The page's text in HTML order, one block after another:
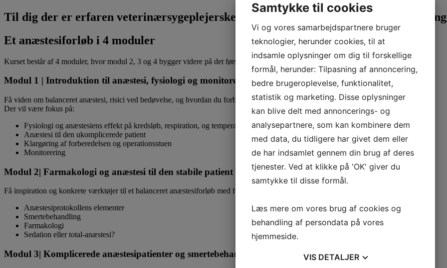
Til dig der er erfaren veterinærsygeplejerske i anæstesi og analgesi samt
Et anæstesiforløb i 4 moduler
Kurset består af 4 moduler, hvor modul 2, 3 og 4 bygger videre på det første modul og derfor er dette et sammenhængende forløb.
Modul 1 | Introduktion til anæstesi, fysiologi og monitorering
Få viden om balanceret anæstesi, risici ved bedøvelse, og hvordan du forbedre et anæstesiforløb.
Der vil være fokus på:
Fysiologi og anæstesiens effekt på kredsløb, respiration, og temperatur-regulering
Anæstesi til den ukomplicerede patient
Klargøring af forberedelsen og operationsstuen
Monitorering
Modul 2| Farmakologi og anæstesi til den stabile patient
Få inspiration og konkrete værktøjer til et balanceret anæstesiforløb med fokus på:
Anæstesiprotokollens elementer
Smertebehandling
Farmakologi
Sedation eller total-anæstesi?
Modul 3| Komplicerede anæstesipatienter og smertebehandling lidt ud over det sædvanlige del I
Samtykke til cookies
Vi og vores samarbejdspartnere bruger
teknologier, herunder cookies, til at
indsamle oplysninger om dig til forskellige
formål, herunder: Tilpasning af annoncering,
bedre brugeroplevelse, funktionalitet,
statistik og marketing. Disse oplysninger
kan blive delt med annoncerings- og
analysepartnere, som kan kombinere dem
med data, du tidligere har givet dem eller
de har indsamlet gennem din brug af deres
tjenester. Ved at klikke på 'OK' giver du
samtykke til disse formål.
Læs mere om vores brug af cookies og
behandling af persondata på vores
hjemmeside.
VIS DETALJER